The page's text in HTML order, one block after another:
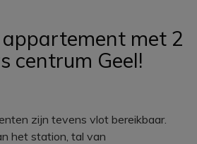
met 2
centrum Geel!
zijn tevens vlot bereikbaar.
het station, tal van